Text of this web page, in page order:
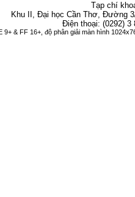
Tạp chí
Khu II, Đại học Cần Thơ, Đường
Điện thoại: (0292)
& FF 16+, độ phân giải màn hình